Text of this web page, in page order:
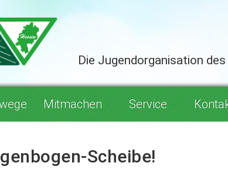
Die Jugendorganisation
Mitmachen Service
Scheibe!